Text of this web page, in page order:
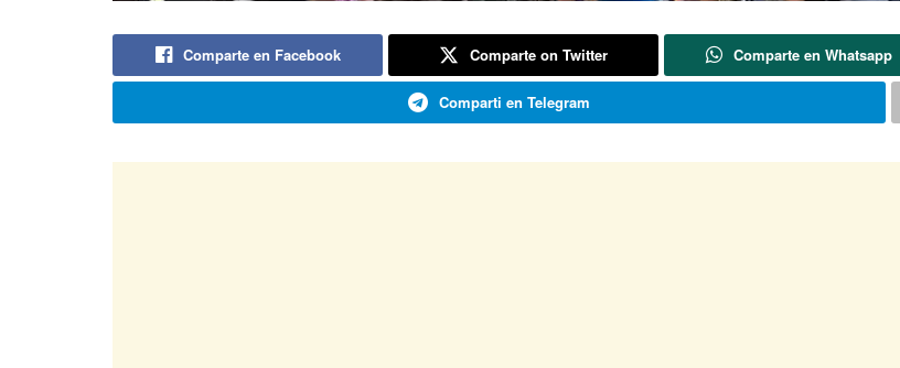
Comparte en Facebook Comparte on Twitter Comparte en Whatsapp
Comparti en Telegram